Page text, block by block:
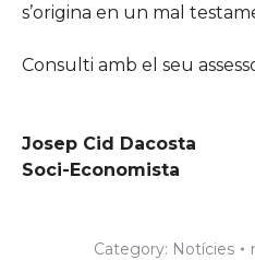
s’origina en un mal
Consulti amb el seu
Josep Cid Dacosta
Soci-Economista
Category: Notícies